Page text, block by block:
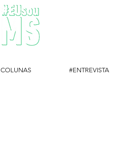
COLUNAS #ENTREVISTA